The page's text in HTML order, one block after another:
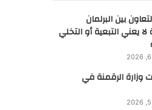
بين البرلمان
يعني التبعية أو التخلي
وزارة الرقمنة في